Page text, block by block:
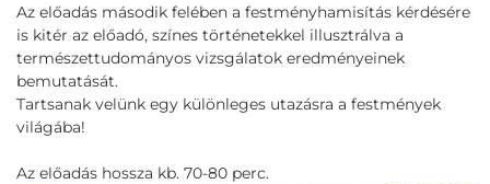
Az előadás második felében a festményhamisítás kérdésére
is kitér az előadó, színes történetekkel illusztrálva a
természettudományos vizsgálatok eredményeinek
bemutatását.
Tartsanak velünk egy különleges utazásra a festmények
világába!
Az előadás hossza kb. 70-80 perc.